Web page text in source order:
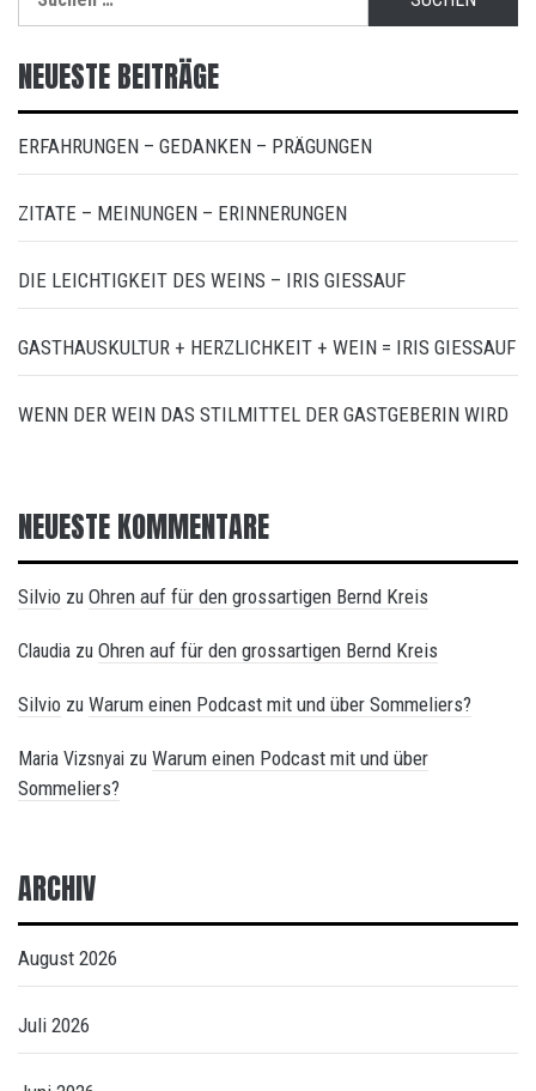
nach:
NEUESTE BEITRÄGE
ERFAHRUNGEN – GEDANKEN – PRÄGUNGEN
ZITATE – MEINUNGEN – ERINNERUNGEN
DIE LEICHTIGKEIT DES WEINS – IRIS GIESSAUF
GASTHAUSKULTUR + HERZLICHKEIT + WEIN = IRIS GIESSAUF
WENN DER WEIN DAS STILMITTEL DER GASTGEBERIN WIRD
NEUESTE KOMMENTARE
Silvio zu Ohren auf für den grossartigen Bernd Kreis
Claudia zu Ohren auf für den grossartigen Bernd Kreis
Silvio zu Warum einen Podcast mit und über Sommeliers?
Maria Vizsnyai zu Warum einen Podcast mit und über
Sommeliers?
ARCHIV
August 2026
Juli 2026